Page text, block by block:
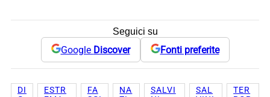
Seguici su
Google Discover Fonti preferite
DI
ESTR
FA
NA
SALVI
SAL
TER